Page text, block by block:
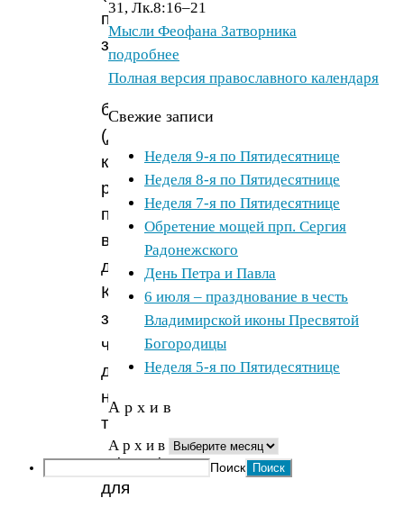
предварительной
записи).
Вторая
беседа
(для
крестных
родителей)
проводится
в
день
Крещения
за
час
до
начала
таинства.
Телефон
для
31, Лк.8:16–21
Мысли Феофана Затворника
подробнее
Полная версия православного календаря
Свежие записи
Неделя 9-я по Пятидесятнице
Неделя 8-я по Пятидесятнице
Неделя 7-я по Пятидесятнице
Обретение мощей прп. Сергия
Радонежского
День Петра и Павла
6 июля – празднование в честь
Владимирской иконы Пресвятой
Богородицы
Неделя 5-я по Пятидесятнице
А р х и в
А р х и в
Поиск